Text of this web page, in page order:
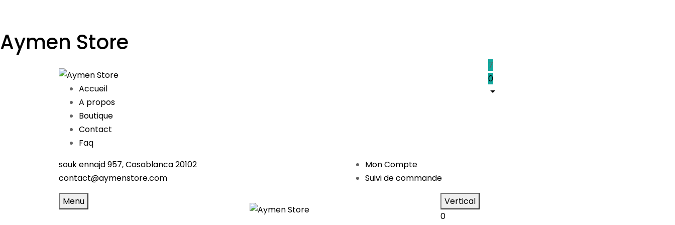
Aymen Store
Accueil
A propos
Boutique
Contact
Faq
7
0
souk ennajd 957, Casablanca 20102
contact@aymenstore.com
Mon Compte
Suivi de commande
Menu
Vertical
0